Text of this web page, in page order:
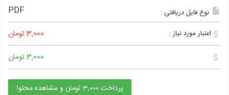
نوع فایل دریافتی : PDF
اعتبار مورد نیاز :
3,000 تومان
3,000 تومان
پرداخت 3,000 تومان و مشاهده محتوا